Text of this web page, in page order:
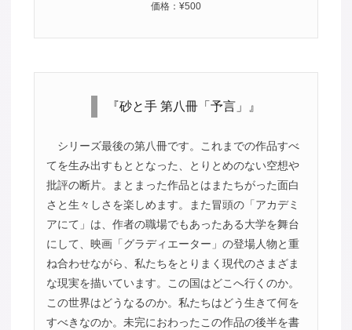
価格：¥500
『砂と手 第八冊「予言」』
シリーズ最後の第八冊です。これまでの作品すべ
てを生み出すもととなった、とりとめのない空想や
批評の断片。まとまった作品とはまたちがった面白
さと生々しさを楽しめます。また冒頭の「アカデミ
アにて」は、作者の職場でもあったある大学を舞台
にして、映画「グラディエーター」の登場人物と重
ね合わせながら、私たちをとりまく現代のさまざま
な現実を描いています。この国はどこへ行くのか。
この世界はどうなるのか。私たちはどう生きて何を
すべきなのか。未完におわったこの作品の後半を書